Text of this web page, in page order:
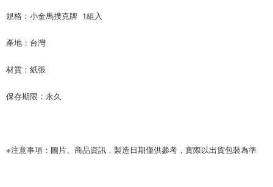
４．使用「AFTEE先享後付」時，將依據個別帳號之用戶狀況，依本公司即
時審查核予不同之上限額度；若仍有額度不足之情形，本公司將視審查結果
５．嚴禁一人註冊多個帳號或使用他人資訊註冊。若發現惡意使用之情形，
規格：小金馬撲克牌  1組入
產地：台灣
材質：紙張
保存期限：永久
※注意事項：圖片、商品資訊，製造日期僅供參考，實際以出貨包裝為準